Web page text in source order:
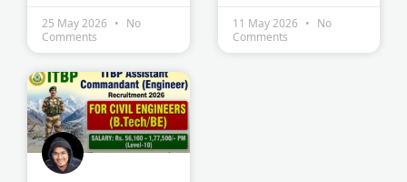
25 May 2026
No
Comments
11 May 2026
No
Comments